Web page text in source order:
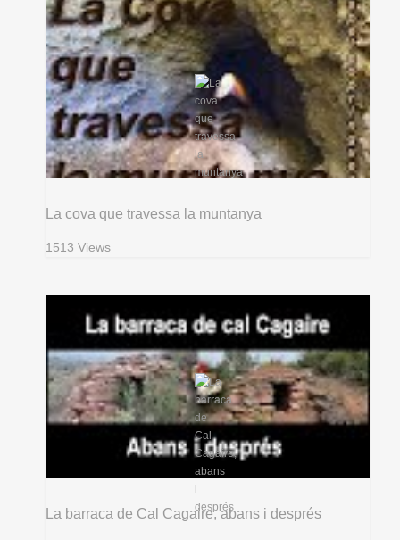
La cova que travessa la muntanya
1513 Views
La barraca de Cal Cagaire, abans i després